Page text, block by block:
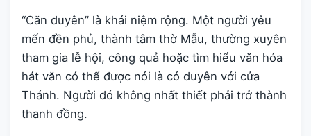
“Căn duyên” là khái niệm rộng. Một người yêu
mến đền phủ, thành tâm thờ Mẫu, thường xuyên
tham gia lễ hội, công quả hoặc tìm hiểu văn hóa
hát văn có thể được nói là có duyên với cửa
Thánh. Người đó không nhất thiết phải trở thành
thanh đồng.